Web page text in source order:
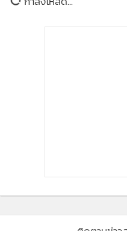
จางหลิงเฮ่อถือเป็นหนึ่งในนัก
ที่สุดของจีนในช่วงไม่กี่ปีที่ผ่า
to You และ Story of
เซนเตอร์จากแบรนด์ชั้นนำ
ตัวของเขามักดึงดูดแฟนคลั
อย่างไรก็ตาม นักแสดงหนุ่ม
มา ทั้งจากบทบาทในซีรีส์
ละครแตกต่างจากต้นฉบับ ร
ถูกชาวเน็ตบางส่วนมองว่าไม่
เฉียงใต้ แม้จะมีข้อถกเถียงเ
เห็นว่าเขายังคงเป็นหนึ่งใน
MGR Online ใช้คุก
MGR Online ใช้คุกกี้ เพื่อ
ประสบการณ์คอนเทนต์ที่ดี
รั